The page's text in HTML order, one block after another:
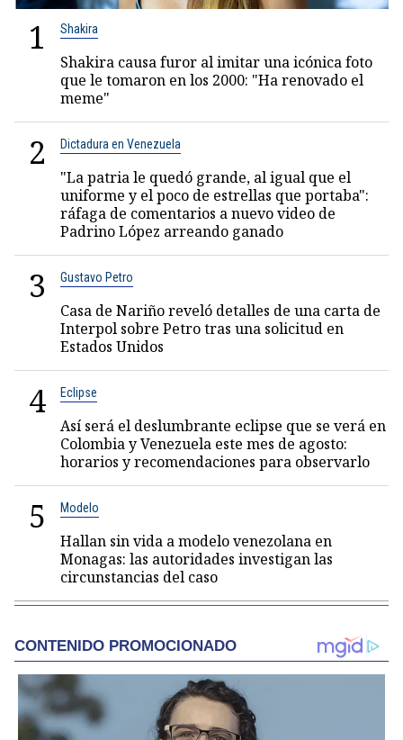
1 Shakira
Shakira causa furor al imitar una icónica foto
que le tomaron en los 2000: "Ha renovado el
meme"
2 Dictadura en Venezuela
"La patria le quedó grande, al igual que el
uniforme y el poco de estrellas que portaba":
ráfaga de comentarios a nuevo video de
Padrino López arreando ganado
3 Gustavo Petro
Casa de Nariño reveló detalles de una carta de
Interpol sobre Petro tras una solicitud en
Estados Unidos
4 Eclipse
Así será el deslumbrante eclipse que se verá en
Colombia y Venezuela este mes de agosto:
horarios y recomendaciones para observarlo
5 Modelo
Hallan sin vida a modelo venezolana en
Monagas: las autoridades investigan las
circunstancias del caso